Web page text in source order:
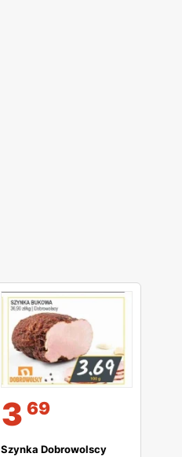
3 69
Szynka Dobrowolscy